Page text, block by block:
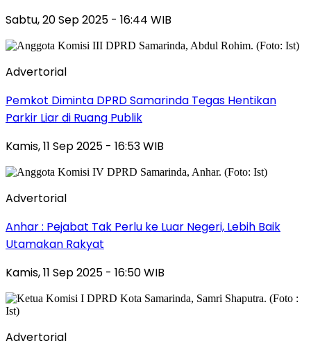
Sabtu, 20 Sep 2025 - 16:44 WIB
Advertorial
Pemkot Diminta DPRD Samarinda Tegas Hentikan
Parkir Liar di Ruang Publik
Kamis, 11 Sep 2025 - 16:53 WIB
Advertorial
Anhar : Pejabat Tak Perlu ke Luar Negeri, Lebih Baik
Utamakan Rakyat
Kamis, 11 Sep 2025 - 16:50 WIB
Advertorial